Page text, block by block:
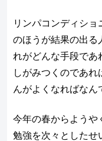
リンパコンディシ
のほうが結果の出る
れがどんな手段であ
しがみつくのであれ
んがよくなればなん
今年の春からようや
勉強を次々としたせ